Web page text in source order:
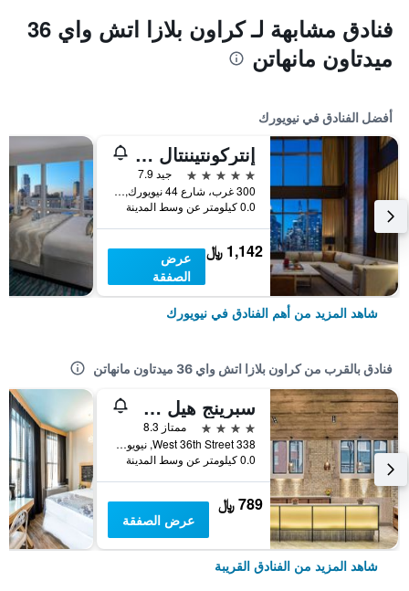
فنادق مشابهة لـ كراون بلازا اتش واي 36
ميدتاون مانهاتن
أفضل الفنادق في نيويورك
إنتركونتيننتال نيويورك تاميز سكوير
5 نجوم
جيد 7.9
300 غرب، شارع 44 نيويورك, نيويورك, NY, الولايات المتحدة الأميريكية
0.0 كيلومتر عن وسط المدينة
1,142 ﷼
عرض
الصفقة
شاهد المزيد من أهم الفنادق في نيويورك
فنادق بالقرب من كراون بلازا اتش واي 36 ميدتاون مانهاتن
سبرينج هيل سويتس باي ماريوت نيوبورك مانهاتن/تايمز سكوير ساوث
4 نجوم
ممتاز 8.3
338 West 36th Street, نيويورك, NY, الولايات المتحدة الأميريكية
0.0 كيلومتر عن وسط المدينة
789 ﷼
عرض الصفقة
شاهد المزيد من الفنادق القريبة